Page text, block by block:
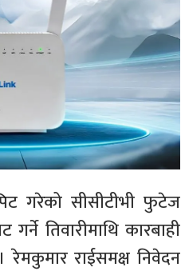
गरेको सीसीटीभी फुटेज
तिवारीमाथि कारबाही
रेमकुमार राईसमक्ष निवेदन